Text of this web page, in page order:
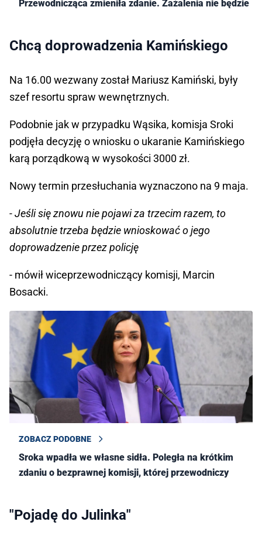
Przewodnicząca zmieniła zdanie. Zażalenia nie będzie
Chcą doprowadzenia Kamińskiego
Na 16.00 wezwany został Mariusz Kamiński, były
szef resortu spraw wewnętrznych.
Podobnie jak w przypadku Wąsika, komisja Sroki
podjęła decyzję o wniosku o ukaranie Kamińskiego
karą porządkową w wysokości 3000 zł.
Nowy termin przesłuchania wyznaczono na 9 maja.
- Jeśli się znowu nie pojawi za trzecim razem, to
absolutnie trzeba będzie wnioskować o jego
doprowadzenie przez policję
- mówił wiceprzewodniczący komisji, Marcin
Bosacki.
ZOBACZ PODOBNE
Sroka wpadła we własne sidła. Poległa na krótkim
zdaniu o bezprawnej komisji, której przewodniczy
"Pojadę do Julinka"